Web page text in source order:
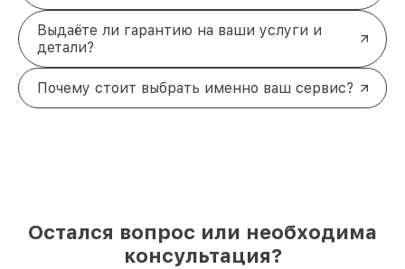
Выдаёте ли гарантию на ваши услуги и
детали?
Почему стоит выбрать именно ваш сервис?
Остался вопрос или необходима
консультация?